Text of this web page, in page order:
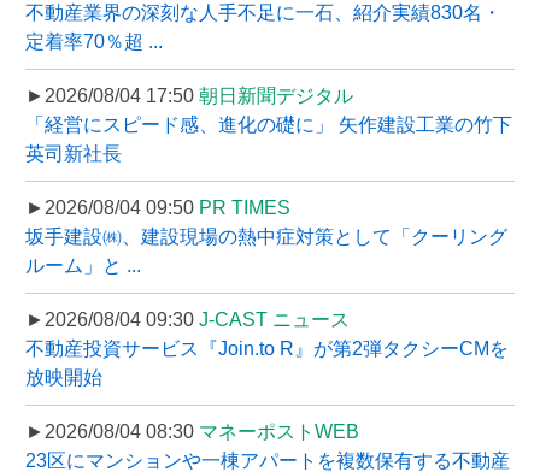
不動産業界の深刻な人手不足に一石、紹介実績830名・
定着率70％超 ...
►2026/08/04 17:50 朝日新聞デジタル
「経営にスピード感、進化の礎に」 矢作建設工業の竹下
英司新社長
►2026/08/04 09:50 PR TIMES
坂手建設㈱、建設現場の熱中症対策として「クーリング
ルーム」と ...
►2026/08/04 09:30 J-CAST ニュース
不動産投資サービス『Join.to R』が第2弾タクシーCMを
放映開始
►2026/08/04 08:30 マネーポストWEB
23区にマンションや一棟アパートを複数保有する不動産